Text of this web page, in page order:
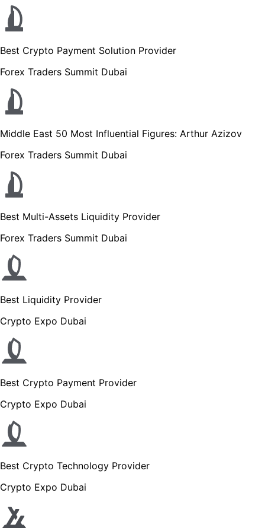
Best Crypto Payment Solution Provider
Forex Traders Summit Dubai
Middle East 50 Most Influential Figures: Arthur Azizov
Forex Traders Summit Dubai
Best Multi-Assets Liquidity Provider
Forex Traders Summit Dubai
Best Liquidity Provider
Crypto Expo Dubai
Best Crypto Payment Provider
Crypto Expo Dubai
Best Crypto Technology Provider
Crypto Expo Dubai